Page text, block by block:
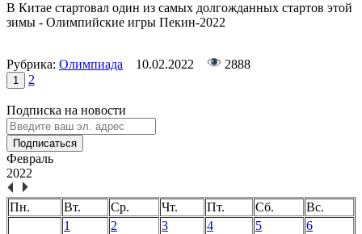
В Китае стартовал один из самых долгожданных стартов этой
зимы - Олимпийские игры Пекин-2022
Рубрика: Олимпиада 10.02.2022 2888
1 2
Подписка на новости
Подписаться
Февраль
2022
Пн. Вт. Ср. Чт. Пт. Сб.
Вс.
1
2 3 4 5
6